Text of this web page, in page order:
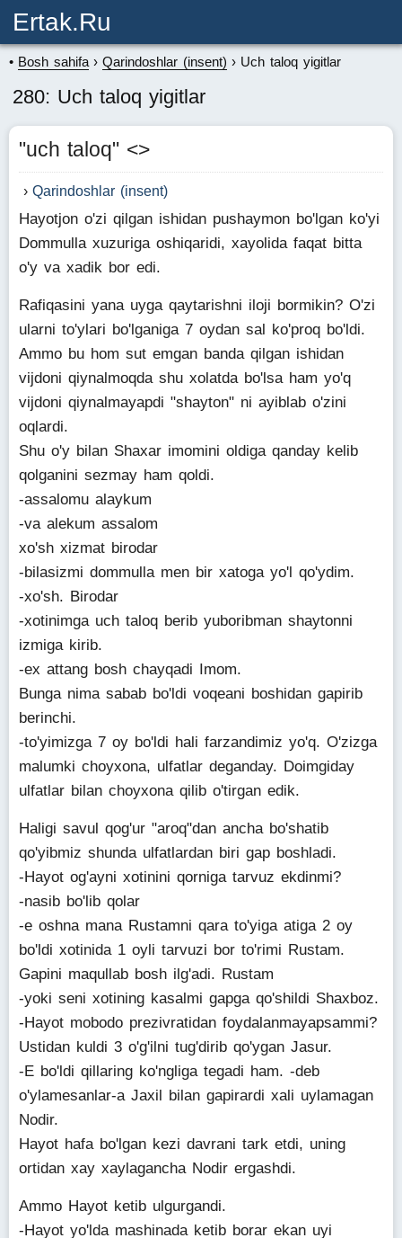
Ertak.ru
Bosh sahifa Qarindoshlar (insent) Uch taloq yigitlar
280: Uch taloq yigitlar
"uch taloq" <>
Qarindoshlar (insent)
Hayotjon o'zi qilgan ishidan pushaymon bo'lgan ko'yi
Dommulla xuzuriga oshiqaridi, xayolida faqat bitta
o'y va xadik bor edi.
Rafiqasini yana uyga qaytarishni iloji bormikin? O'zi
ularni to'ylari bo'lganiga 7 oydan sal ko'proq bo'ldi.
Ammo bu hom sut emgan banda qilgan ishidan
vijdoni qiynalmoqda shu xolatda bo'lsa ham yo'q
vijdoni qiynalmayapdi "shayton" ni ayiblab o'zini
oqlardi.
Shu o'y bilan Shaxar imomini oldiga qanday kelib
qolganini sezmay ham qoldi.
-assalomu alaykum
-va alekum assalom
xo'sh xizmat birodar
-bilasizmi dommulla men bir xatoga yo'l qo'ydim.
-xo'sh. Birodar
-xotinimga uch taloq berib yuboribman shaytonni
izmiga kirib.
-ex attang bosh chayqadi Imom.
Bunga nima sabab bo'ldi voqeani boshidan gapirib
berinchi.
-to'yimizga 7 oy bo'ldi hali farzandimiz yo'q. O'zizga
malumki choyxona, ulfatlar deganday. Doimgiday
ulfatlar bilan choyxona qilib o'tirgan edik.
Haligi savul qog'ur "aroq"dan ancha bo'shatib
qo'yibmiz shunda ulfatlardan biri gap boshladi.
-Hayot og'ayni xotinini qorniga tarvuz ekdinmi?
-nasib bo'lib qolar
-e oshna mana Rustamni qara to'yiga atiga 2 oy
bo'ldi xotinida 1 oyli tarvuzi bor to'rimi Rustam.
Gapini maqullab bosh ilg'adi. Rustam
-yoki seni xotining kasalmi gapga qo'shildi Shaxboz.
-Hayot mobodo prezivratidan foydalanmayapsammi?
Ustidan kuldi 3 o'g'ilni tug'dirib qo'ygan Jasur.
-E bo'ldi qillaring ko'ngliga tegadi ham. -deb
o'ylamesanlar-a Jaxil bilan gapirardi xali uylamagan
Nodir.
Hayot hafa bo'lgan kezi davrani tark etdi, uning
ortidan xay xaylagancha Nodir ergashdi.
Ammo Hayot ketib ulgurgandi.
-Hayot yo'lda mashinada ketib borar ekan uyi